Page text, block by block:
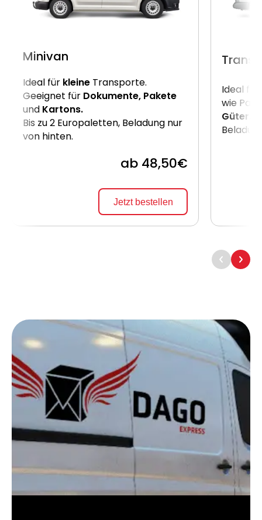
Minivan
Ideal für kleine Transporte.
Geeignet für Dokumente, Pakete
und Kartons.
Bis zu 2 Europaletten, Beladung nur
von hinten.
ab 48,50€
Jetzt bestellen
Ideal für
wie
Güter